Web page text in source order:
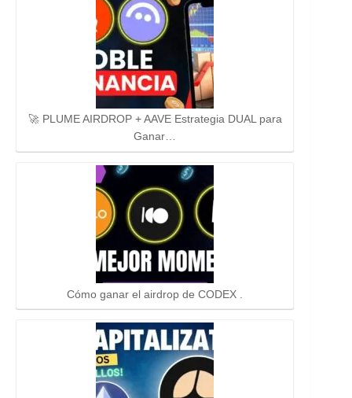
🚀 PLUME AIRDROP + AAVE Estrategia DUAL para
Ganar…
Cómo ganar el airdrop de CODEX .